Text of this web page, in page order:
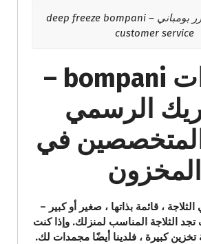
صيانة ديب فريزر بومباني – deep freeze bompani
customer service
مجمدات bompani –
الرسمي
في
المخزون
، قائمة بذاتها ، صغير أو كبير –
الثلاجة المناسب لمنزلك. وإذا كنت
كبيرة ، فلدينا أيضًا مجمدات لك.